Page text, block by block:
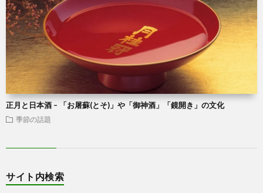
正月と日本酒 – 「お屠蘇(とそ)」や「御神酒」「鏡開き」の文化
季節の話題
サイト内検索